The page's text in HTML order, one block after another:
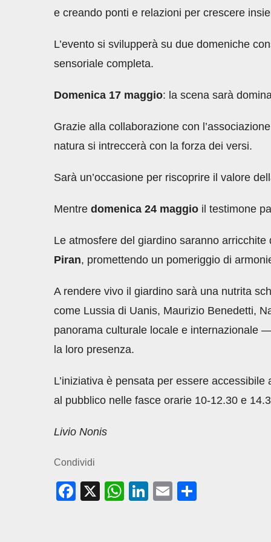
e creando ponti e relazioni per crescere
L’evento si svilupperà su due domeniche
sensoriale completa.
Domenica 17 maggio: la scena sarà
Grazie alla collaborazione con l’associazione
natura si intreccerà con la forza dei versi.
Sarà un’occasione per riscoprire il valore
Mentre domenica 24 maggio il testimone
Le atmosfere del giardino saranno
Piran, promettendo un pomeriggio di
A rendere vivo il giardino sarà una nutrita
come Lussia di Uanis, Maurizio Benedetti,
panorama culturale locale e internazionale
la loro presenza.
L’iniziativa è pensata per essere
al pubblico nelle fasce orarie 10-12.30 e
Livio Nonis
Condividi
F
X
W
Li
E